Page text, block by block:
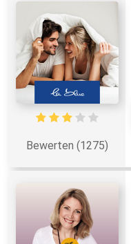
Bewerten (1275)